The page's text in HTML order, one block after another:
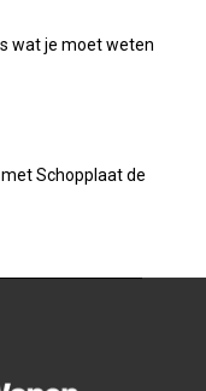
wat je moet weten
Schopplaat de